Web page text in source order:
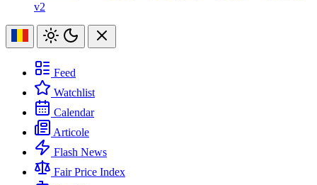
v2
Feed
Watchlist
Calendar
Articole
Flash News
Fair Price Index